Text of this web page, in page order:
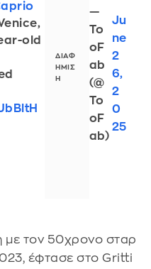
old
—
To
oF
ab
(@
To
oF
ab)
Ju
ne
2
6,
2
0
25
με τον 50χρονο σταρ
έφτασε στο Gritti